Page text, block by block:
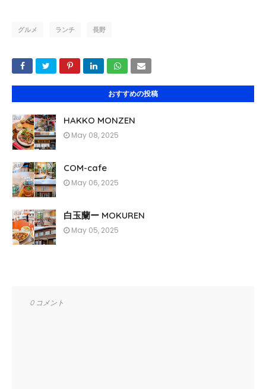
グルメ ランチ 長野
おすすめの投稿
HAKKO MONZEN
May 08, 2025
COM-cafe
May 06, 2025
白玉蘭ー MOKUREN
May 05, 2025
0 コメント